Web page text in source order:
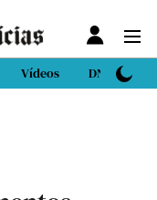
Vídeos DN Sport